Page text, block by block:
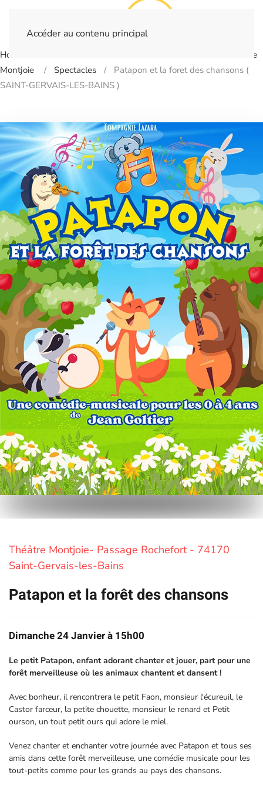
Accéder au contenu principal
Home
- SAINT-GERVAIS-LES-BAINS - Théâtre
Montjoie
Spectacles
Patapon et la foret des chansons (
SAINT-GERVAIS-LES-BAINS )
Théâtre Montjoie- Passage Rochefort - 74170
Saint-Gervais-les-Bains
Patapon et la forêt des chansons
Dimanche 24 Janvier à 15h00
Le petit Patapon, enfant adorant chanter et jouer, part pour une
forêt merveilleuse où les animaux chantent et dansent !
Avec bonheur, il rencontrera le petit Faon, monsieur l'écureuil, le
Castor farceur, la petite chouette, monsieur le renard et Petit
ourson, un tout petit ours qui adore le miel.
Venez chanter et enchanter votre journée avec Patapon et tous ses
amis dans cette forêt merveilleuse, une comédie musicale pour les
tout-petits comme pour les grands au pays des chansons.